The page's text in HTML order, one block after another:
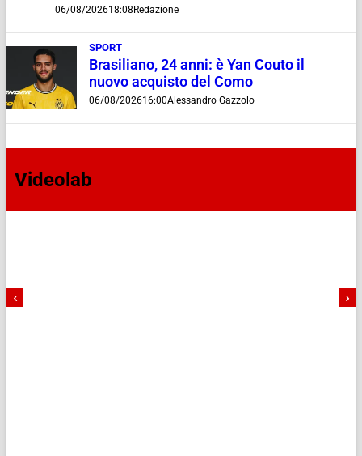
06/08/202618:08Redazione
SPORT
Brasiliano, 24 anni: è Yan Couto il
nuovo acquisto del Como
06/08/202616:00Alessandro Gazzolo
Videolab
‹ ›